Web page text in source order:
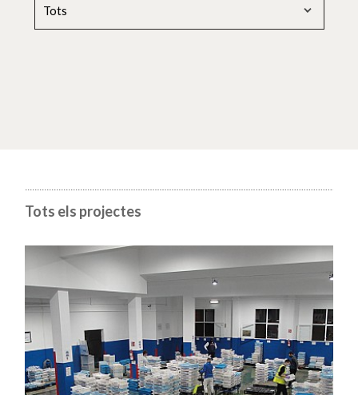
Tots
Tots els projectes